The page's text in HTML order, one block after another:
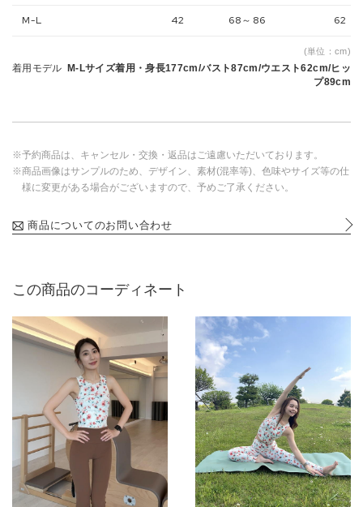
M-L 42 68～86 62
(単位：cm)
着用モデル
M-Lサイズ着用・身長177cm/バスト87cm/ウエスト62cm/ヒッ
プ89cm
※予約商品は、キャンセル・交換・返品はご遠慮いただいております。
※商品画像はサンプルのため、デザイン、素材(混率等)、色味やサイズ等の仕
様に変更がある場合がございますので、予めご了承ください。
商品についてのお問い合わせ
この商品のコーディネート